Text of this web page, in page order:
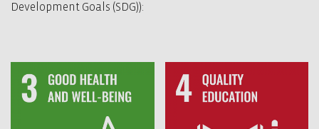
Development Goals (SDG)):